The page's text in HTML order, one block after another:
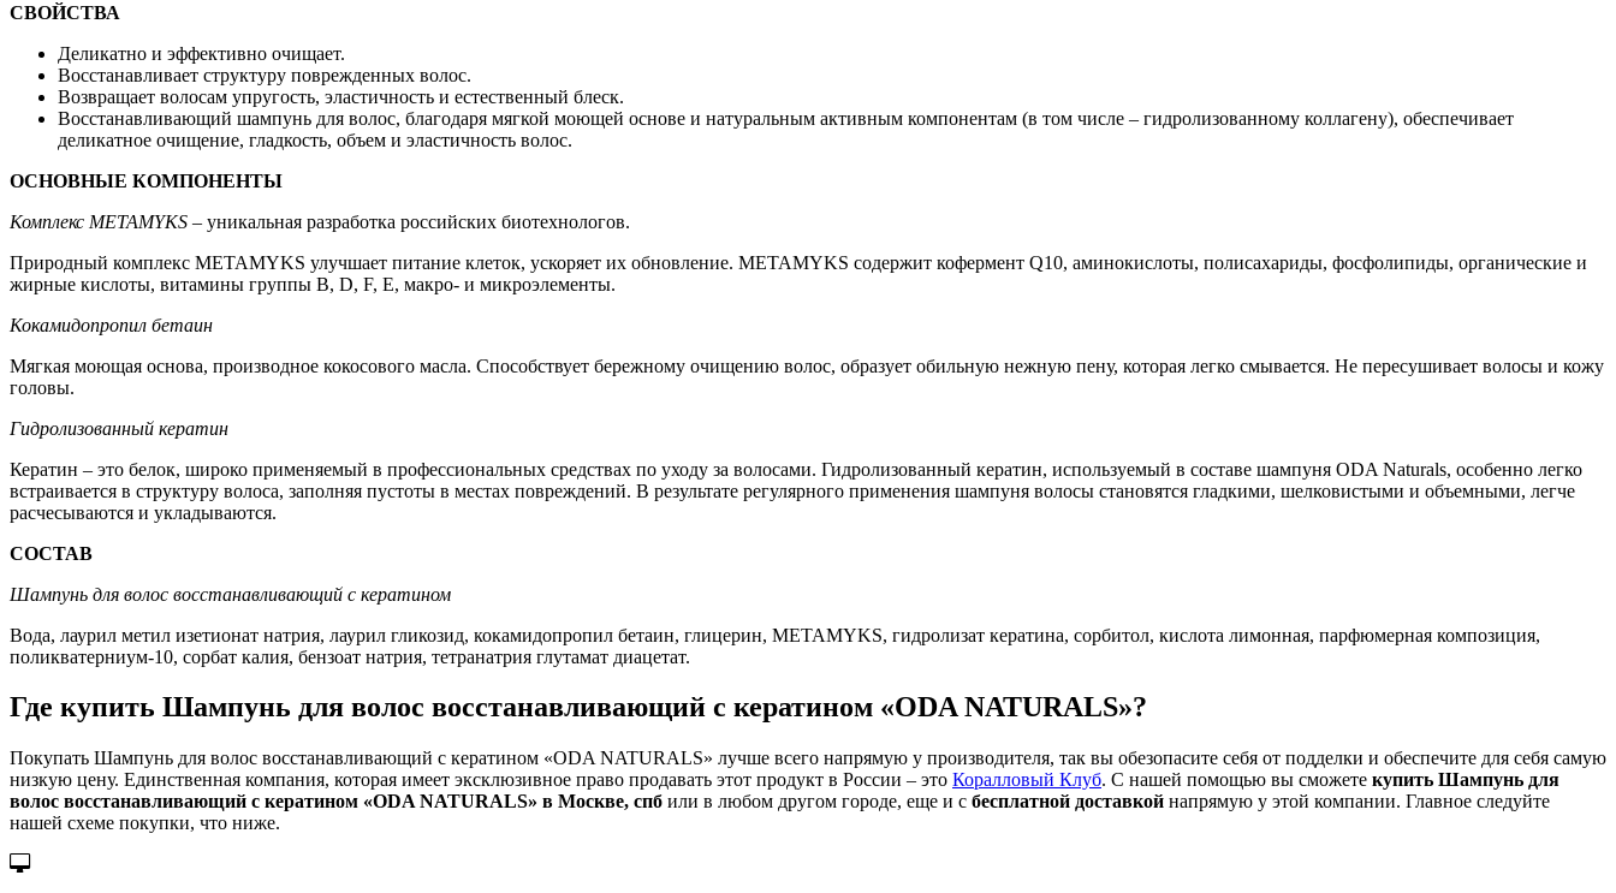
СВОЙСТВА
Деликатно и эффективно очищает.
Восстанавливает структуру поврежденных волос.
Возвращает волосам упругость, эластичность и естественный блеск.
Восстанавливающий шампунь для волос, благодаря мягкой моющей основе и натуральным активным компонентам (в том числе – гидролизованному коллагену), обеспечивает
деликатное очищение, гладкость, объем и эластичность волос.
ОСНОВНЫЕ КОМПОНЕНТЫ
Комплекс METAMYKS – уникальная разработка российских биотехнологов.
Природный комплекс METAMYKS улучшает питание клеток, ускоряет их обновление. METAMYKS содержит кофермент Q10, аминокислоты, полисахариды, фосфолипиды, органические и
жирные кислоты, витамины группы B, D, F, E, макро- и микроэлементы.
Кокамидопропил бетаин
Мягкая моющая основа, производное кокосового масла. Способствует бережному очищению волос, образует обильную нежную пену, которая легко смывается. Не пересушивает волосы и кожу
головы.
Гидролизованный кератин
Кератин – это белок, широко применяемый в профессиональных средствах по уходу за волосами. Гидролизованный кератин, используемый в составе шампуня ODA Naturals, особенно легко
встраивается в структуру волоса, заполняя пустоты в местах повреждений. В результате регулярного применения шампуня волосы становятся гладкими, шелковистыми и объемными, легче
расчесываются и укладываются.
СОСТАВ
Шампунь для волос восстанавливающий с кератином
Вода, лаурил метил изетионат натрия, лаурил гликозид, кокамидопропил бетаин, глицерин, METAMYKS, гидролизат кератина, сорбитол, кислота лимонная, парфюмерная композиция,
поликватерниум-10, сорбат калия, бензоат натрия, тетранатрия глутамат диацетат.
Где купить Шампунь для волос восстанавливающий с кератином «ODA NATURALS»?
Покупать Шампунь для волос восстанавливающий с кератином «ODA NATURALS» лучше всего напрямую у производителя, так вы обезопасите себя от подделки и обеспечите для себя самую
низкую цену. Единственная компания, которая имеет эксклюзивное право продавать этот продукт в России – это Коралловый Клуб. С нашей помощью вы сможете купить Шампунь для
волос восстанавливающий с кератином «ODA NATURALS» в Москве, спб или в любом другом городе, еще и с бесплатной доставкой напрямую у этой компании. Главное следуйте
нашей схеме покупки, что ниже.